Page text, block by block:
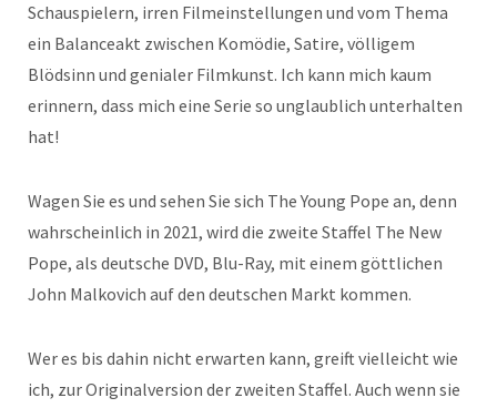
Schauspielern, irren Filmeinstellungen und vom Thema
ein Balanceakt zwischen Komödie, Satire, völligem
Blödsinn und genialer Filmkunst. Ich kann mich kaum
erinnern, dass mich eine Serie so unglaublich unterhalten
hat!
Wagen Sie es und sehen Sie sich The Young Pope an, denn
wahrscheinlich in 2021, wird die zweite Staffel The New
Pope, als deutsche DVD, Blu-Ray, mit einem göttlichen
John Malkovich auf den deutschen Markt kommen.
Wer es bis dahin nicht erwarten kann, greift vielleicht wie
ich, zur Originalversion der zweiten Staffel. Auch wenn sie